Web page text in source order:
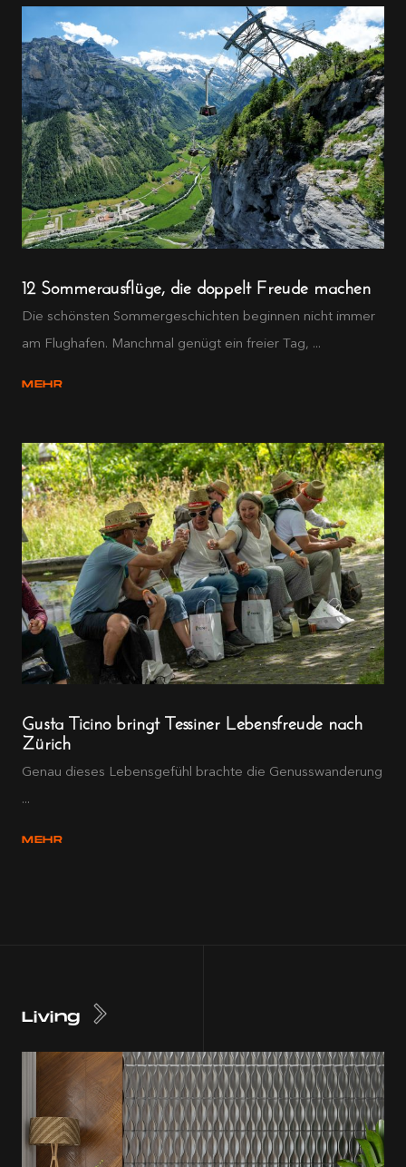
12 Sommerausflüge, die doppelt Freude machen
Die schönsten Sommergeschichten beginnen nicht immer
am Flughafen. Manchmal genügt ein freier Tag, ...
MEHR
Gusta Ticino bringt Tessiner Lebensfreude nach
Zürich
Genau dieses Lebensgefühl brachte die Genusswanderung
...
MEHR
Living